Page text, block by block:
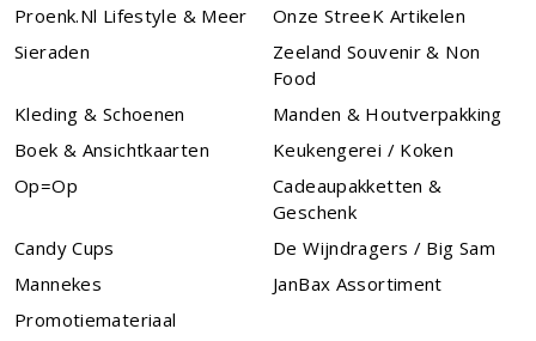
Proenk.nl Lifestyle & Meer
Onze StreeK Artikelen
Sieraden
Zeeland Souvenir & Non
Food
Kleding & Schoenen
Manden & Houtverpakking
Boek & Ansichtkaarten
Keukengerei / Koken
Op=Op
Cadeaupakketten &
Geschenk
Candy Cups
De Wijndragers / Big Sam
Mannekes
JanBax Assortiment
Promotiemateriaal